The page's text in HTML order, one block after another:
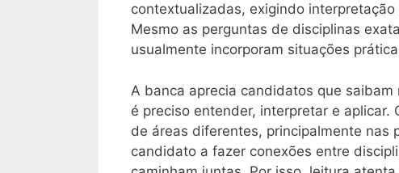
contextualizadas, exigindo
Mesmo as perguntas de disciplinas
usualmente incorporam situações
A banca aprecia candidatos que
é preciso entender, interpretar e
de áreas diferentes, principalmente nas
candidato a fazer conexões entre